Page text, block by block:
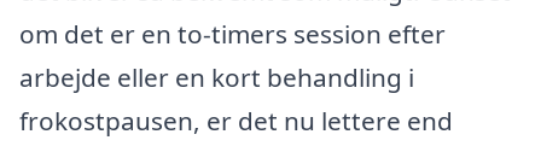
om det er en to-timers session efter
arbejde eller en kort behandling i
frokostpausen, er det nu lettere end